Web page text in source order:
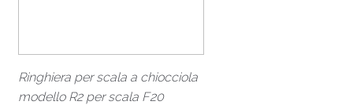
Ringhiera per scala a chiocciola
modello R2 per scala F20